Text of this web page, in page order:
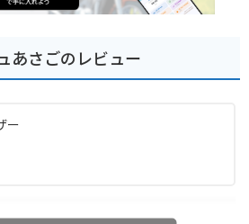
あさごのレビュー
ー